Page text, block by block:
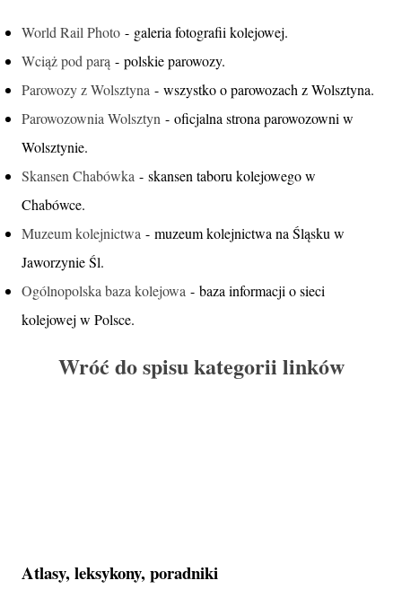
World Rail Photo - galeria fotografii kolejowej.
Wciąż pod parą - polskie parowozy.
Parowozy z Wolsztyna - wszystko o parowozach z Wolsztyna.
Parowozownia Wolsztyn - oficjalna strona parowozowni w
Wolsztynie.
Skansen Chabówka - skansen taboru kolejowego w
Chabówce.
Muzeum kolejnictwa - muzeum kolejnictwa na Śląsku w
Jaworzynie Śl.
Ogólnopolska baza kolejowa - baza informacji o sieci
kolejowej w Polsce.
Wróć do spisu kategorii linków
Atlasy, leksykony, poradniki